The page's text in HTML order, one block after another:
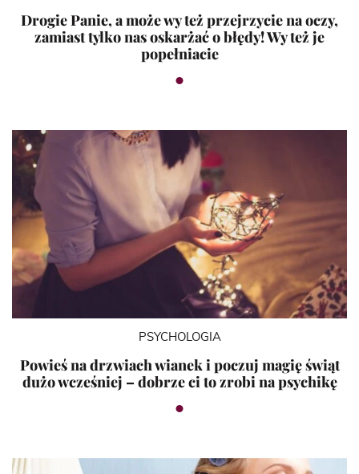
Drogie Panie, a może wy też przejrzycie na oczy,
zamiast tylko nas oskarżać o błędy! Wy też je
popełniacie
PSYCHOLOGIA
Powieś na drzwiach wianek i poczuj magię świąt
dużo wcześniej – dobrze ci to zrobi na psychikę